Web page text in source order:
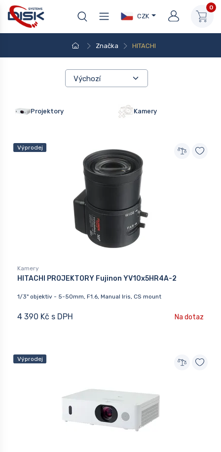
CZK
0
Značka HITACHI
Projektory Kamery
Výprodej
Kamery
HITACHI PROJEKTORY Fujinon YV10x5HR4A-2
1/3" objektiv - 5-50mm, F1.6, Manual Iris, CS mount
4 390 Kč s DPH Na dotaz
Výprodej